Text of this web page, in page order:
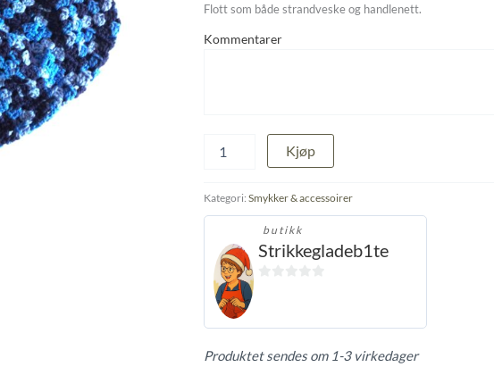
Flott som både strandveske og handlenett.
Kommentarer
rocco
antall
Kjøp
Kategori:Smykker & accessoirer
butikk
Strikkegladeb1te
av
Produktet sendes om 1-3 virkedager